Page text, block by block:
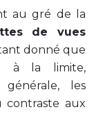
au gré de la
de vues
donné que
à la limite,
générale, les
contraste aux